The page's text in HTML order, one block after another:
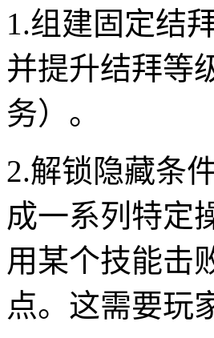
1.组建固定结
并提升结拜等
务）。
2.解锁隐藏条
成一系列特定
用某个技能击
点。这需要玩